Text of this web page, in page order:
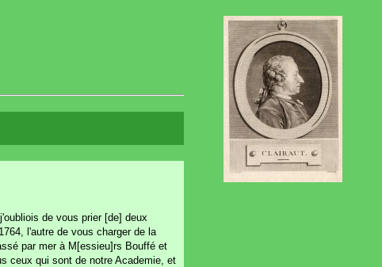
de vous prier [de] deux
l'autre de vous charger de la
par mer à M[essieu]rs Bouffé et
ceux qui sont de notre Academie, et